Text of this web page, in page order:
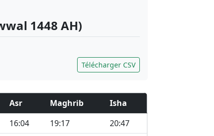
1448 AH)
Télécharger CSV
Asr Maghrib
Isha
16:04 19:17
20:47